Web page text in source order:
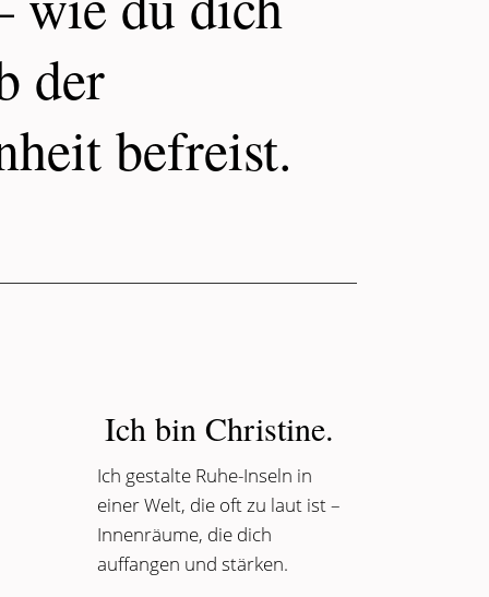
der
befreist.
Ich bin Christine.
Ich gestalte Ruhe-Inseln in
einer Welt, die oft zu laut ist –
Innenräume, die dich
auffangen und stärken.